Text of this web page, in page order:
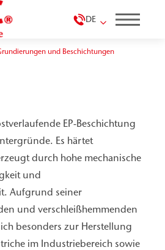
DE
und Beschichtungen
EP-Beschichtung
Es härtet
durch hohe mechanische
und
Aufgrund seiner
und verschleißhemmenden
besonders zur Herstellung
im Industriebereich sowie